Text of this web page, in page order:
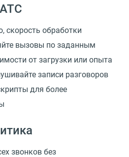
скорость обработки
вызовы по заданным
от загрузки или опыта
записи разговоров
для более
звонков без